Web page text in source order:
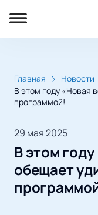
Главная
Новости
В этом году «Новая
программой!
29 мая 2025
В этом
обещает